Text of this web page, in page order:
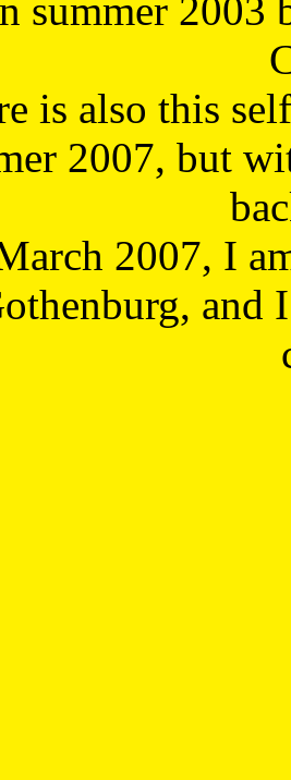
summer 2003
is also this
2007, but
2007, I
and